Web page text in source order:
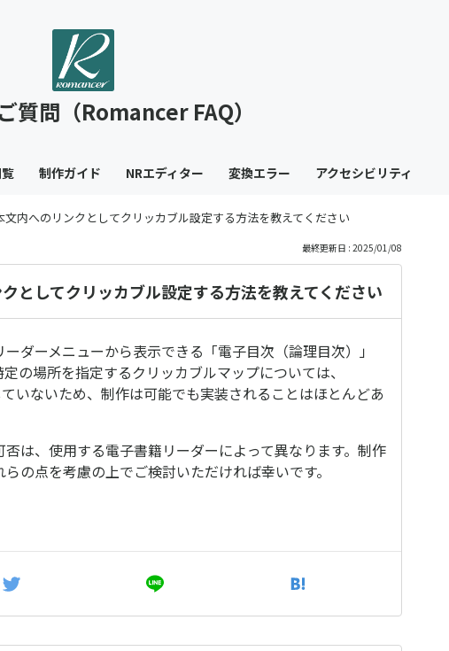
質問（Romancer FAQ）
制作ガイド NRエディター 変換エラー アクセシビリティ
文内へのリンクとしてクリッカブル設定する方法を教えてください
最終更新日 : 2025/01/08
としてクリッカブル設定する方法を教えてください
ダーメニューから表示できる「電子目次（論理目次）」
の場所を指定するクリッカブルマップについては、
いないため、制作は可能でも実装されることはほとんどあ
は、使用する電子書籍リーダーによって異なります。制作
の点を考慮の上でご検討いただければ幸いです。